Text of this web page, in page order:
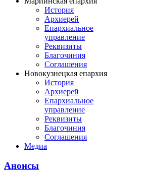
История
Архиерей
Епархиальное
управление
Реквизиты
Благочиния
Соглашения
Новокузнецкая епархия
История
Архиерей
Епархиальное
управление
Реквизиты
Благочиния
Соглашения
Медиа
Анонсы